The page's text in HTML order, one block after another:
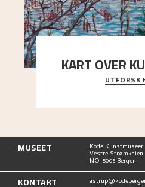
KART OVER
Utforsk stedene ogUTFORSK
MUSEET Kode
Vestre Strømkaien
NO-5008 Bergen
KONTAKT